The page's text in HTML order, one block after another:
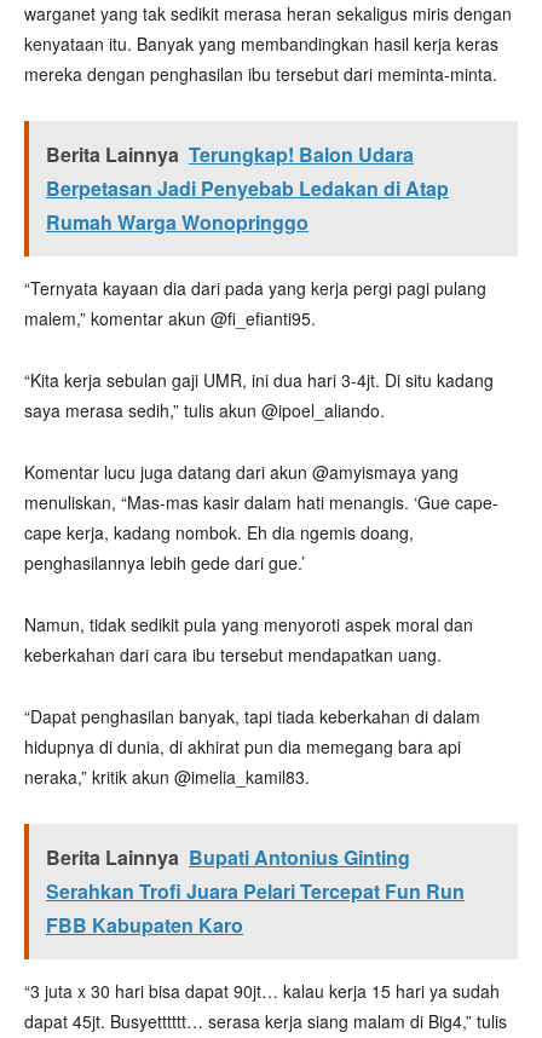
warganet yang tak sedikit merasa heran sekaligus miris dengan
kenyataan itu. Banyak yang membandingkan hasil kerja keras
mereka dengan penghasilan ibu tersebut dari meminta-minta.
Berita Lainnya Terungkap! Balon Udara
Berpetasan Jadi Penyebab Ledakan di Atap
Rumah Warga Wonopringgo
“Ternyata kayaan dia dari pada yang kerja pergi pagi pulang
malem,” komentar akun @fi_efianti95.
“Kita kerja sebulan gaji UMR, ini dua hari 3-4jt. Di situ kadang
saya merasa sedih,” tulis akun @ipoel_aliando.
Komentar lucu juga datang dari akun @amyismaya yang
menuliskan, “Mas-mas kasir dalam hati menangis. ‘Gue cape-
cape kerja, kadang nombok. Eh dia ngemis doang,
penghasilannya lebih gede dari gue.’
Namun, tidak sedikit pula yang menyoroti aspek moral dan
keberkahan dari cara ibu tersebut mendapatkan uang.
“Dapat penghasilan banyak, tapi tiada keberkahan di dalam
hidupnya di dunia, di akhirat pun dia memegang bara api
neraka,” kritik akun @imelia_kamil83.
Berita Lainnya Bupati Antonius Ginting
Serahkan Trofi Juara Pelari Tercepat Fun Run
FBB Kabupaten Karo
“3 juta x 30 hari bisa dapat 90jt… kalau kerja 15 hari ya sudah
dapat 45jt. Busyetttttt… serasa kerja siang malam di Big4,” tulis